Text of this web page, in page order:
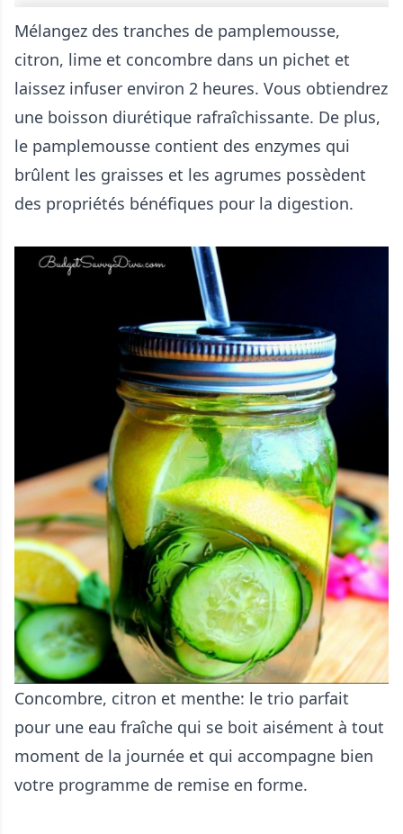
Mélangez des tranches de pamplemousse,
citron, lime et concombre dans un pichet et
laissez infuser environ 2 heures. Vous obtiendrez
une boisson diurétique rafraîchissante. De plus,
le pamplemousse contient des enzymes qui
brûlent les graisses et les agrumes possèdent
des propriétés bénéfiques pour la digestion.
Concombre, citron et menthe: le trio parfait
pour une eau fraîche qui se boit aisément à tout
moment de la journée et qui accompagne bien
votre programme de remise en forme.